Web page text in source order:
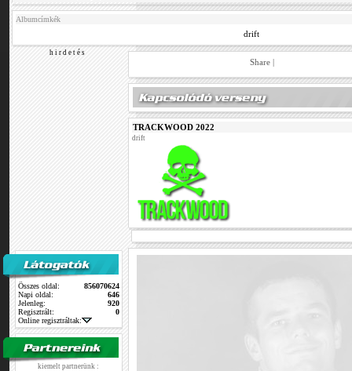
Albumcímkék
drift
h i r d e t é s
Összes oldal:
856070624
Napi oldal:
646
Jelenleg:
920
Regisztrált:
0
Online regisztráltak:
kiemelt partnerünk :
Share |
TRACKWOOD 2022
drift